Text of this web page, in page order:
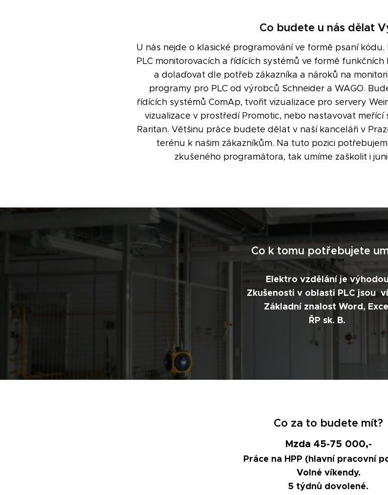
Co budete u nás dělat
U nás nejde o klasické programování ve formě psaní
PLC monitorovacích a řídících systémů ve formě
a dolaďovat dle potřeb zákazníka a nároků na
programy pro PLC od výrobců Schneider a WAGO.
řídících systémů ComAp, tvořit vizualizace pro servery
vizualizace v prostředí Promotic, nebo nastavovat meřící
Raritan. Většinu práce budete dělat v naší kanceláři v
terénu k našim zákazníkům. Na tuto pozici
zkušeného programátora, tak umíme zaškolit i
Co k tomu potřebujete
Elektro vzdělání je
Zkušenosti v oblasti PLC jsou
Základní znalost Word,
ŘP sk. B.
Co za to budete mít?
Mzda 45-75 000,-
Práce na HPP (hlavní pracovní
Volné víkendy.
5 týdnů dovolené.